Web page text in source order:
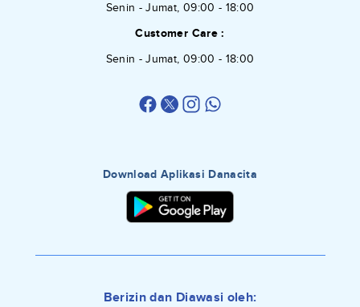
Senin - Jumat, 09:00 - 18:00
Customer Care :
Senin - Jumat, 09:00 - 18:00
Download Aplikasi Danacita
Berizin dan Diawasi oleh: